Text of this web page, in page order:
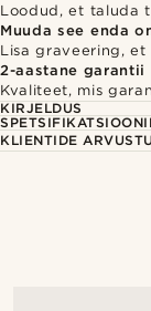
Loodud, et taluda
Muuda see enda
Lisa graveering,
2-aastane garantii
Kvaliteet, mis
KIRJELDUS
KLIENTIDE